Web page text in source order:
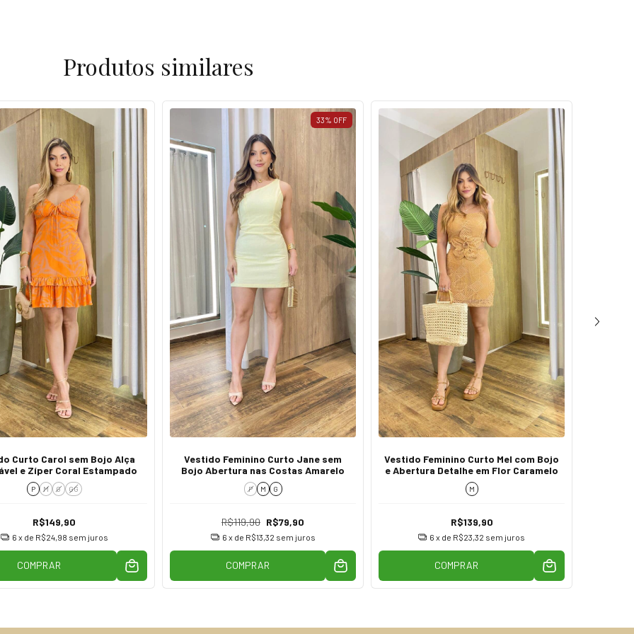
Produtos similares
Curto Carol sem Bojo Alça
e Zíper Coral Estampado
P M G GG
R$149,90
6 x de R$24,98 sem juros
COMPRAR
33% OFF
Vestido Feminino Curto Jane sem
Bojo Abertura nas Costas Amarelo
P M G
R$119,90 R$79,90
6 x de R$13,32 sem juros
COMPRAR
Vestido Feminino Curto Mel com Bojo
e Abertura Detalhe em Flor Caramelo
M
R$139,90
6 x de R$23,32 sem juros
COMPRAR